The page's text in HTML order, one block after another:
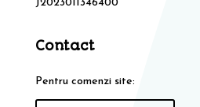
J2023011346400
Contact
Pentru comenzi site: